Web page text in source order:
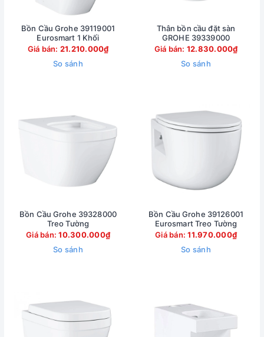
Bồn Cầu Grohe 39119001
Eurosmart 1 Khối
Giá bán: 21.210.000₫
So sánh
Thân bồn cầu đặt sàn
GROHE 39339000
Giá bán: 12.830.000₫
So sánh
Bồn Cầu Grohe 39328000
Treo Tường
Giá bán:10.300.000₫
So sánh
Bồn Cầu Grohe 39126001
Eurosmart Treo Tường
Giá bán:11.970.000₫
So sánh